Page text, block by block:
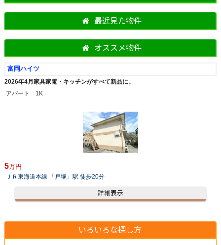
最近見た物件
オススメ物件
富岡ハイツ
2026年4月家具家電・キッチンがすべて新品に。
アパート 1K
5万円
ＪＲ東海道本線 「戸塚」駅 徒歩20分
詳細表示
いろいろな探し方